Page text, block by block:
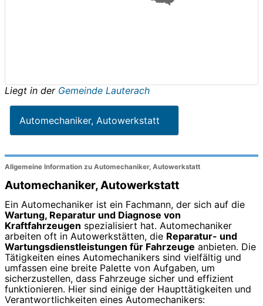
Liegt in der Gemeinde Lauterach
Automechaniker, Autowerkstatt
Allgemeine Information zu Automechaniker, Autowerkstatt
Automechaniker, Autowerkstatt
Ein Automechaniker ist ein Fachmann, der sich auf die
Wartung, Reparatur und Diagnose von
Kraftfahrzeugen spezialisiert hat. Automechaniker
arbeiten oft in Autowerkstätten, die Reparatur- und
Wartungsdienstleistungen für Fahrzeuge anbieten. Die
Tätigkeiten eines Automechanikers sind vielfältig und
umfassen eine breite Palette von Aufgaben, um
sicherzustellen, dass Fahrzeuge sicher und effizient
funktionieren. Hier sind einige der Haupttätigkeiten und
Verantwortlichkeiten eines Automechanikers: